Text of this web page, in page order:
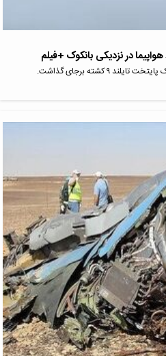
در نزدیکی بانکوک +فیلم
۹ کشته برجای گذاشت.